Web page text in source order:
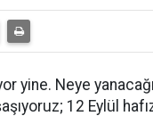
yine. Neye
12 Eylül